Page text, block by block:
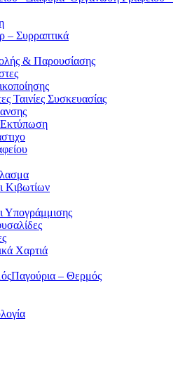
– Συρραπτικά
& Παρουσίασης
Ταινίες Συσκευασίας
Κιβωτίων
Υπογράμμισης
Χαρτιά
Παγούρια – Θερμός